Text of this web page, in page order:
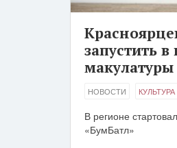
запустить
макулатуры
НОВОСТИ КУЛЬТУРА
В регионе
«БумБатл»